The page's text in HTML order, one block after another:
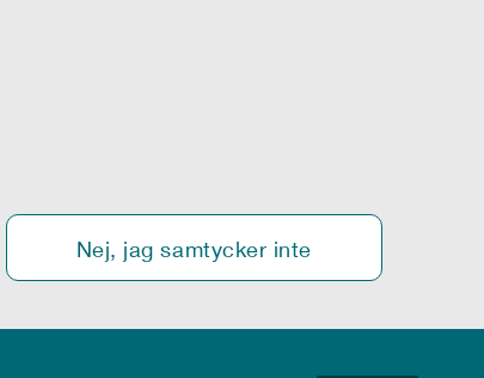
Nej, jag samtycker inte